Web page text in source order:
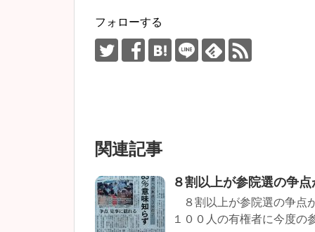
フォローする
関連記事
８割以上が参院選の争
８割以上が参院選の争点
１００人の有権者に今度の